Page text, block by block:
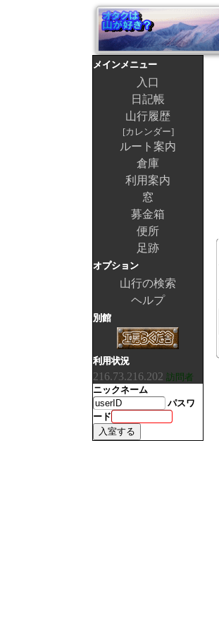
メインメニュー
入口
日記帳
山行履歴
カレンダー
ルート案内
倉庫
利用案内
窓
募金箱
便所
足跡
オプション
山行の検索
ヘルプ
別館
利用状況
216.73.216.202 訪問者
ニックネーム
パスワ
ード